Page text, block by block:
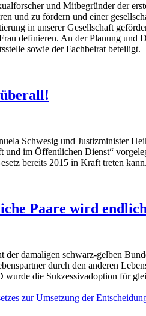
und Mitbegründer der
und zu fördern und einer
in unserer Gesellschaft
definieren. An der Planung und
sowie der Fachbeirat beteiligt.
Schwesig und Justizminister
im Öffentlichen Dienst“
bereits 2015 in Kraft treten kann.
Paare wird
der damaligen schwarz-gelben
durch den anderen
die Sukzessivadoption für
zur Umsetzung der